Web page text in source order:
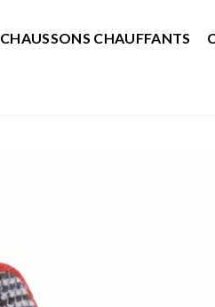
CHAUSSONS CHAUFFANTS